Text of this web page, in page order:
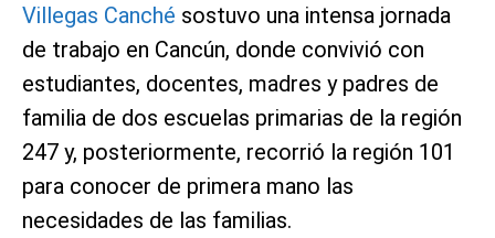
Villegas Canché sostuvo una intensa jornada
de trabajo en Cancún, donde convivió con
estudiantes, docentes, madres y padres de
familia de dos escuelas primarias de la región
247 y, posteriormente, recorrió la región 101
para conocer de primera mano las
necesidades de las familias.